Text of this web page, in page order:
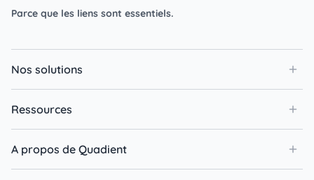
Parce que les liens sont essentiels.
Nos solutions
Ressources
A propos de Quadient